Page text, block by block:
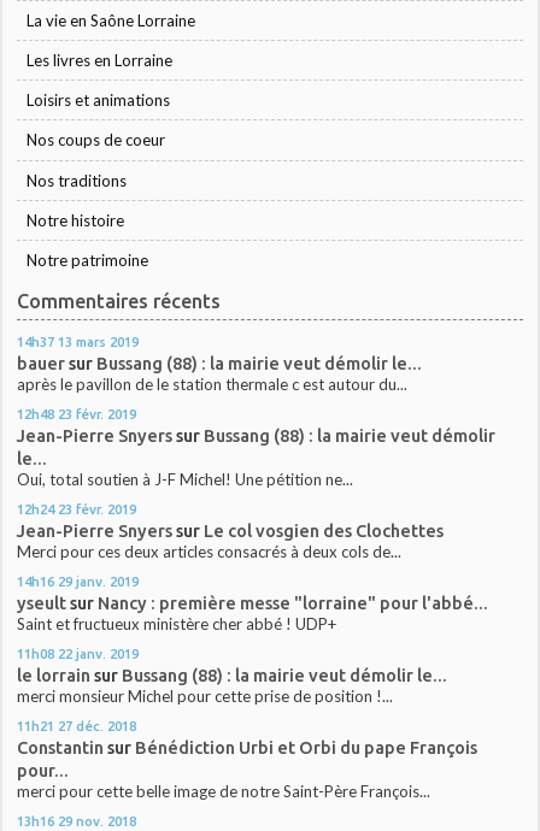
La vie en Saône Lorraine
Les livres en Lorraine
Loisirs et animations
Nos coups de coeur
Nos traditions
Notre histoire
Notre patrimoine
Commentaires récents
14h37 13 mars 2019
bauersur Bussang (88) : la mairie veut démolir le...
après le pavillon de le station thermale c est autour du...
12h48 23 févr. 2019
Jean-Pierre Snyerssur Bussang (88) : la mairie veut démolir
le...
Oui, total soutien à J-F Michel! Une pétition ne...
12h24 23 févr. 2019
Jean-Pierre Snyerssur Le col vosgien des Clochettes
Merci pour ces deux articles consacrés à deux cols de...
14h16 29 janv. 2019
yseultsur Nancy : première messe "lorraine" pour l'abbé...
Saint et fructueux ministère cher abbé ! UDP+
11h08 22 janv. 2019
le lorrain sur Bussang (88) : la mairie veut démolir le...
merci monsieur Michel pour cette prise de position !...
11h21 27 déc. 2018
Constantin sur Bénédiction Urbi et Orbi du pape François
pour...
merci pour cette belle image de notre Saint-Père François...
13h16 29 nov. 2018